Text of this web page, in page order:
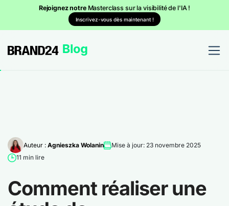
Rejoignez notre Masterclass sur la visibilité de l'IA !
Inscrivez-vous dès maintenant !
Auteur : Agnieszka Wolanin
Mise à jour: 23 novembre 2025
11 min lire
Comment réaliser une